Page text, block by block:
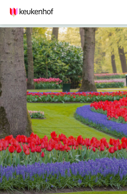
Home
Veelgestelde vragen
Contact